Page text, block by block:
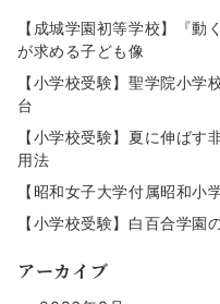
【成城学園初等学校】『動
が求める子ども像
【小学校受験】聖学院小学
台
【小学校受験】夏に伸ばす
用法
【昭和女子大学付属昭和
【小学校受験】白百合学園
アーカイブ